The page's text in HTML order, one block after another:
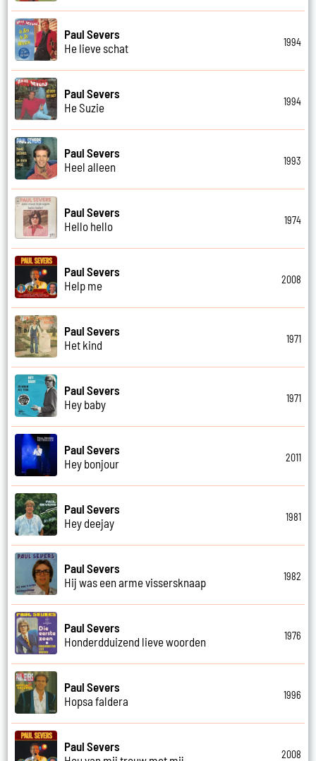
Paul Severs
He lieve schat
1994
Paul Severs
He Suzie
1994
Paul Severs
Heel alleen
1993
Paul Severs
Hello hello
1974
Paul Severs
Help me
2008
Paul Severs
Het kind
1971
Paul Severs
Hey baby
1971
Paul Severs
Hey bonjour
2011
Paul Severs
Hey deejay
1981
Paul Severs
Hij was een arme vissersknaap
1982
Paul Severs
Honderdduizend lieve woorden
1976
Paul Severs
Hopsa faldera
1996
Paul Severs
2008